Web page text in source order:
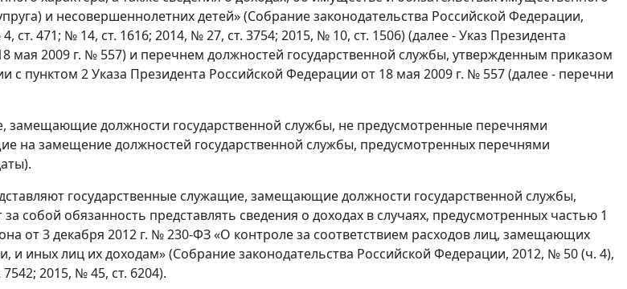
и несовершеннолетних детей» (Собрание законодательства Российской Федерации,
ст. 471; № 14, ст. 1616; 2014, № 27, ст. 3754; 2015, № 10, ст. 1506) (далее - Указ Президента
мая 2009 г. № 557) и перечнем должностей государственной службы, утвержденным приказом
с пунктом 2 Указа Президента Российской Федерации от 18 мая 2009 г. № 557 (далее - перечни
замещающие должности государственной службы, не предусмотренные перечнями
на замещение должностей государственной службы, предусмотренных перечнями
государственные служащие, замещающие должности государственной службы,
собой обязанность представлять сведения о доходах в случаях, предусмотренных частью 1
от 3 декабря 2012 г. № 230-ФЗ «О контроле за соответствием расходов лиц, замещающих
и иных лиц их доходам» (Собрание законодательства Российской Федерации, 2012, № 50 (ч. 4),
2015, № 45, ст. 6204).